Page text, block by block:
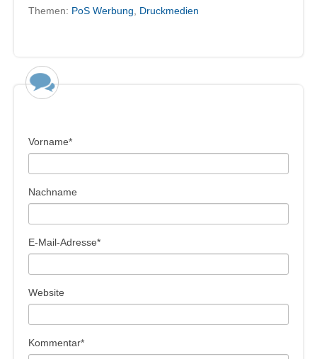
Themen: PoS Werbung, Druckmedien
Vorname*
Nachname
E-Mail-Adresse*
Website
Kommentar*